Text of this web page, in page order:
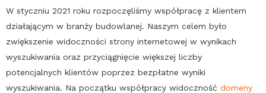
W styczniu 2021 roku rozpoczęliśmy współpracę z klientem
działającym w branży budowlanej. Naszym celem było
zwiększenie widoczności strony internetowej w wynikach
wyszukiwania oraz przyciągnięcie większej liczby
potencjalnych klientów poprzez bezpłatne wyniki
wyszukiwania. Na początku współpracy widoczność domeny